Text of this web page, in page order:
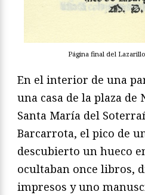
Página final del
En el interior de una
una casa de la plaza de
Santa María del
Barcarrota, el pico de
descubierto un hueco
ocultaban once libros,
impresos y uno